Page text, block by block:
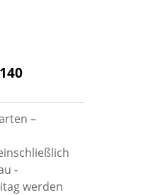
–
-
werden